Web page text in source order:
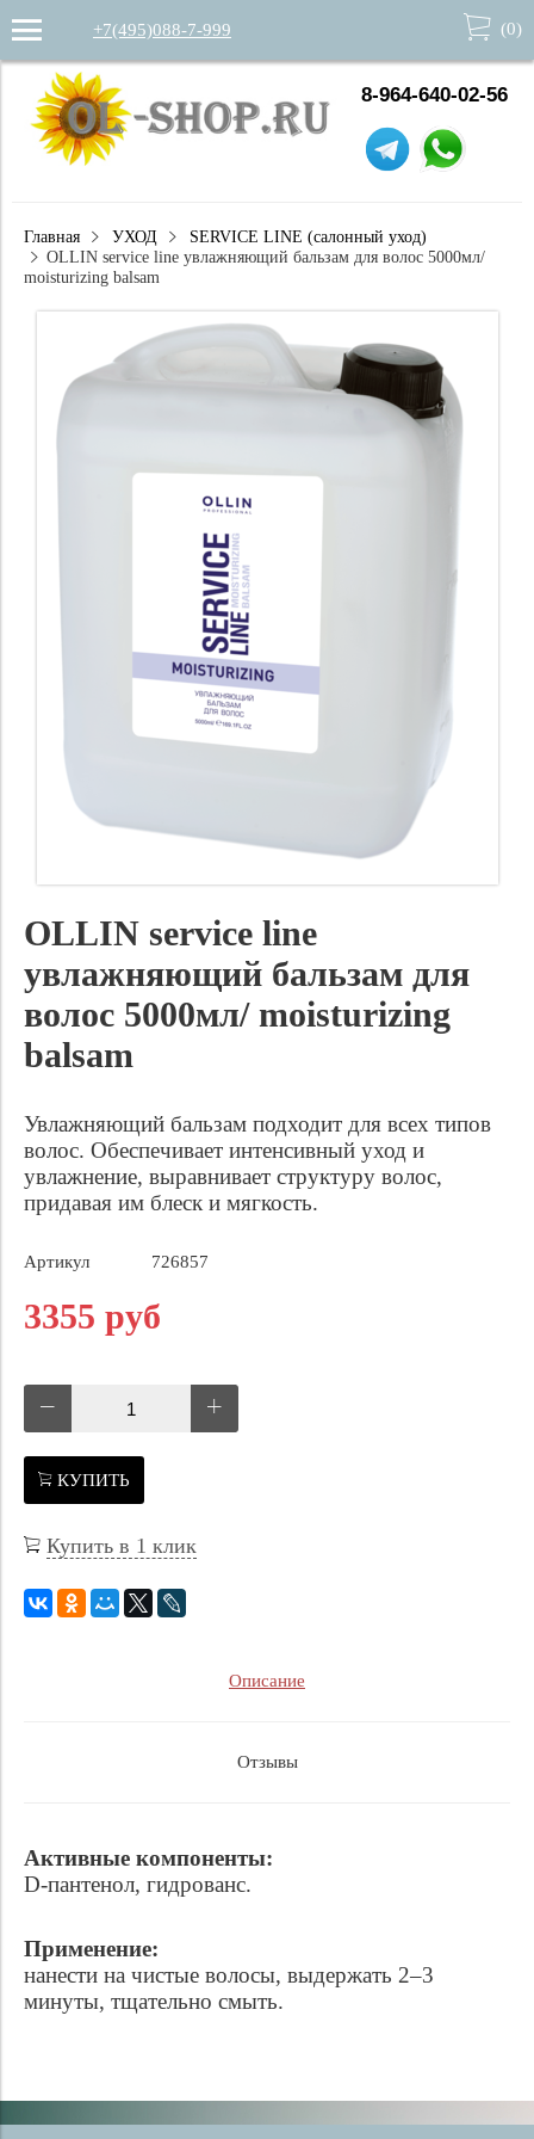
+7(495)088-7-999 (0)
8-964-640-02-56
Главная УХОД
SERVICE LINE (салонный уход)
OLLIN service line увлажняющий бальзам для волос 5000мл/
moisturizing balsam
OLLIN service line
увлажняющий бальзам для
волос 5000мл/ moisturizing
balsam
Увлажняющий бальзам подходит для всех типов
волос. Обеспечивает интенсивный уход и
увлажнение, выравнивает структуру волос,
придавая им блеск и мягкость.
Артикул 726857
3355 руб
КУПИТЬ
Купить в 1 клик
Описание
Отзывы
Активные компоненты:
D-пантенол, гидрованс.
Применение:
нанести на чистые волосы, выдержать 2–3
минуты, тщательно смыть.